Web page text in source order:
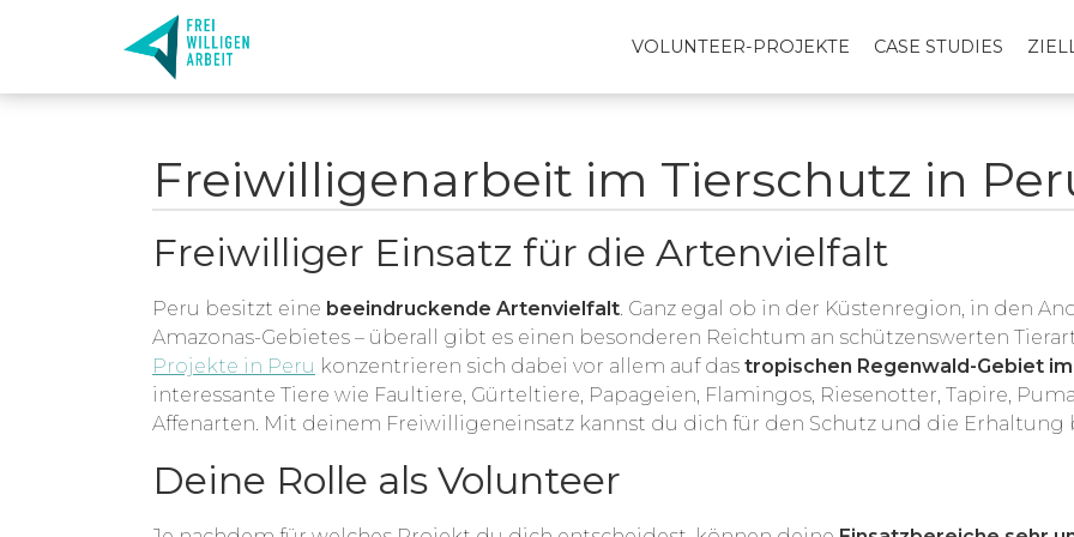
VOLUNTEER-PROJEKTE CASE STUDIES
Freiwilligenarbeit im Tierschutz in
Freiwilliger Einsatz für die Artenvielfalt
Peru besitzt eine beeindruckende Artenvielfalt. Ganz egal ob in der Küstenregion, in den
Amazonas-Gebietes – überall gibt es einen besonderen Reichtum an schützenswerten
Projekte in Peru konzentrieren sich dabei vor allem auf das tropischen Regenwald-Gebiet
interessante Tiere wie Faultiere, Gürteltiere, Papageien, Flamingos, Riesenotter, Tapire,
Affenarten. Mit deinem Freiwilligeneinsatz kannst du dich für den Schutz und die Erhaltung
Deine Rolle als Volunteer